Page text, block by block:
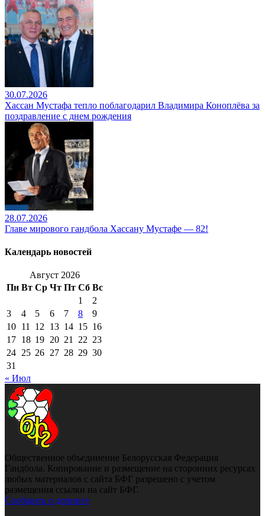
30.07.2026
Хассан Мустафа тепло поблагодарил Владимира Коноплёва за
поздравление с днем рождения
28.07.2026
Главе мирового гандбола Хассану Мустафе — 82!
Календарь новостей
Август 2026
Пн Вт Ср Чт Пт Сб Вс
1
2
3
4 5 6 7 8
9
10 11 12 13 14 15 16
17 18 19 20 21 22 23
24 25 26 27 28 29 30
31
« Июл
Общественное объединение Белорусская Федерация
Гандбола. Копирование и размещение на сторонних ресурсах
любых материалов с сайта БФГ разрешено с учетом
размещения ссылки на сайт БФГ.
Сообщить о допинге